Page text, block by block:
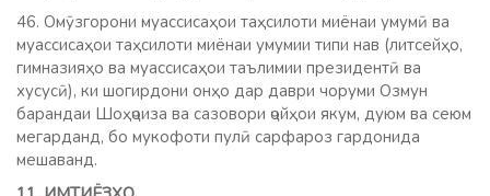
46. Омӯзгорони муассисаҳои таҳсилоти миёнаи умумӣ ва
муассисаҳои таҳсилоти миёнаи умумии типи нав (литсейҳо,
гимназияҳо ва муассисаҳои таълимии президентӣ ва
хусусӣ), ки шогирдони онҳо дар даври чоруми Озмун
барандаи Шоҳҷоиза ва сазовори ҷойҳои якум, дуюм ва сеюм
мегарданд, бо мукофоти пулӣ сарфароз гардонида
мешаванд.